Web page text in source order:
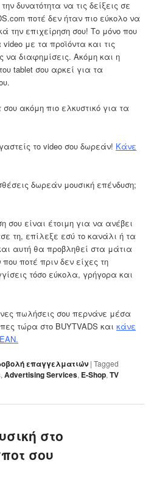
δυνατότητα να τις δείξεις σε
ποτέ δεν ήταν πιο εύκολο να
την επιχείρηση σου! Το μόνο που
με τα προϊόντα και τις
να διαφημίσεις. Ακόμη και η
tablet σου αρκεί για τα
ακόμη πιο ελκυστικό για τα
το video σου δωρεάν! Κάνε
δωρεάν μουσική επένδυση;
σου είναι έτοιμη για να ανέβει
τη, επίλεξε εσύ το κανάλι ή τα
αυτή θα προβληθεί στα μάτια
ποτέ πριν δεν είχες τη
τόσο εύκολα, γρήγορα και
πωλήσεις σου περνάνε μέσα
τώρα στο BUYTVADS καικάνε
επαγγελματιών |Tagged
,Advertising Services, E-Shop,TV
στο
σου